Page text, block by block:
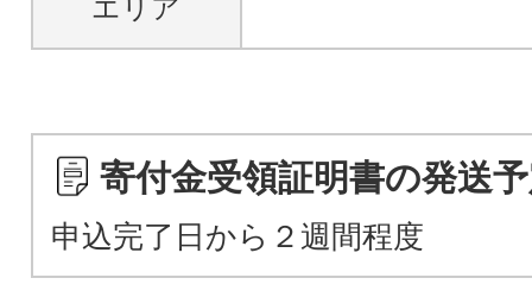
エリア
寄付金受領証明書の発送
申込完了日から２週間程度